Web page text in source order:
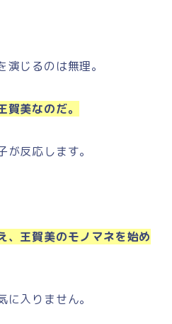
じるのは無理。
美なのだ。
反応します。
、王賀美のモノマネを始め
入りません。